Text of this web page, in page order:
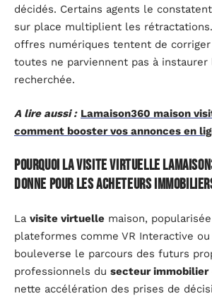
décidés. Certains agents le
sur place multiplient les
offres numériques tentent de
toutes ne parviennent pas à instaurer
recherchée.
A lire aussi : Lamaison360 maison
comment booster vos annonces en
Pourquoi la visite virtuelle
donne pour les acheteurs
La visite virtuelle maison,
plateformes comme VR Interactive
bouleverse le parcours des futurs
professionnels du secteur immobilier
nette accélération des prises de